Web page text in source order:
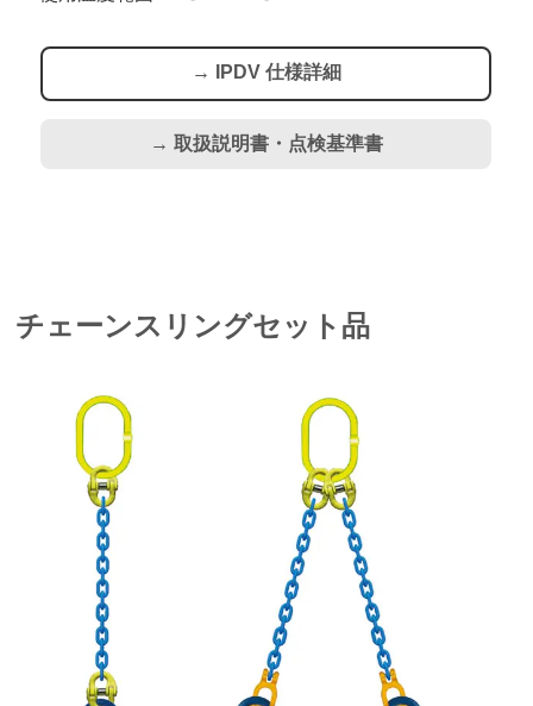
→ IPDV 仕様詳細
→ 取扱説明書・点検基準書
チェーンスリングセット品